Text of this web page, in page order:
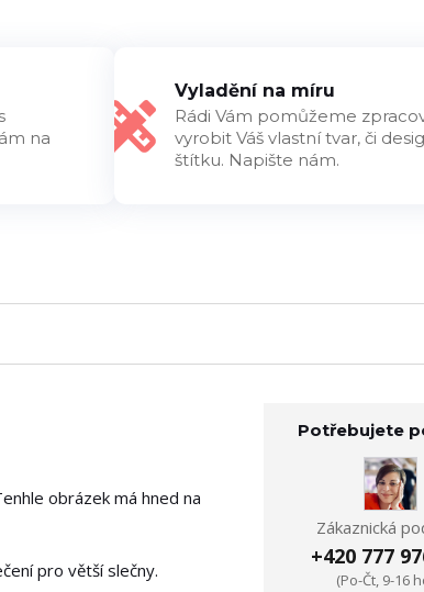
na
Vyladění na míru
Rádi Vám pomůžeme
vyrobit Váš vlastní tvar, či
štítku. Napište nám.
obrázek má hned na
pro větší slečny.
Potřebujete
Zákaznická
+420 777
(Po-Čt, 9-16